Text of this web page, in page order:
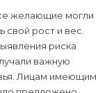
желающие могли
свой рост и вес.
риска
важную
Лицам имеющим